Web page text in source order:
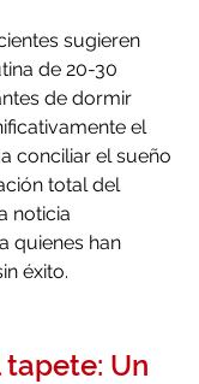
sugieren
de 20-30
de dormir
el
conciliar el sueño
total del
noticia
quienes han
éxito.
Un